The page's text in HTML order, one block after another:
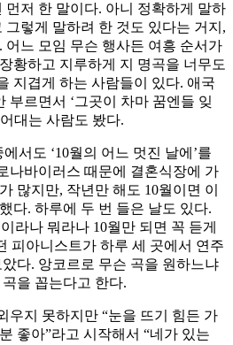
먼저 한 말이다. 아니 정확하게 말하
그렇게 말하려 한 것도 있다는 거지,
어느 모임 무슨 행사든 여흥 순서가
황하고 지루하게 지 명곡을 너무도
지겹게 하는 사람들이 있다. 애국
부르면서 ‘그곳이 차마 꿈엔들 잊
대는 사람도 봤다.
서도 ‘10월의 어느 멋진 날에’를
나바이러스 때문에 결혼식장에 가
많지만, 작년만 해도 10월이면 이
다. 하루에 두 번 들은 날도 있다.
라나 뭐라나 10월만 되면 꼭 듣게
피아니스트가 하루 세 곳에서 연주
다. 앙코르로 무슨 곡을 원하느냐
을 꼽는다고 한다.
우지 못하지만 “눈을 뜨기 힘든 가
좋아”라고 시작해서 “네가 있는